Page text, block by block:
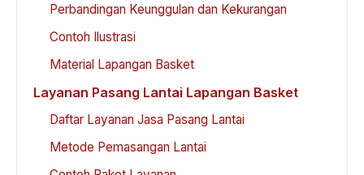
Perbandingan Keunggulan dan Kekurangan
Contoh Ilustrasi
Material Lapangan Basket
Layanan Pasang Lantai Lapangan Basket
Daftar Layanan Jasa Pasang Lantai
Metode Pemasangan Lantai